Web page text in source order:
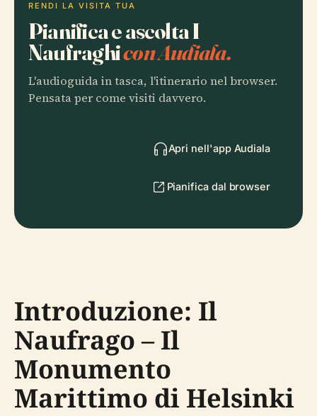
RENDI LA VISITA TUA
Pianifica e ascolta I
Naufraghicon Audiala.
L'audioguida in tasca, l'itinerario nel browser.
Pensata per come visiti davvero.
Apri nell'app Audiala
Pianifica dal browser
Introduzione: Il
Naufrago – Il
Monumento
Marittimo di Helsinki